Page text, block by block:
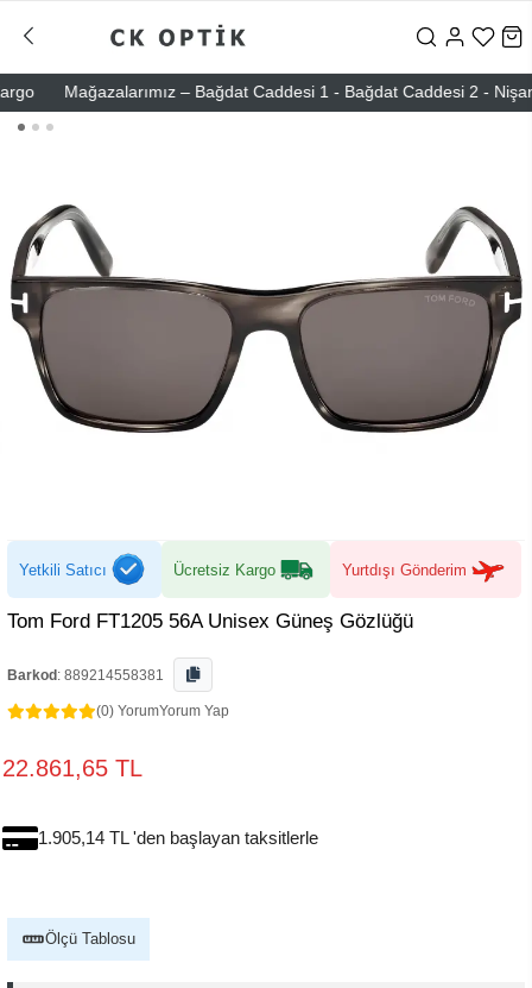
Mağazalarımız – Bağdat Caddesi 1 - Bağdat Caddesi 2 -
Yetkili Satıcı Ücretsiz Kargo Yurtdışı Gönderim
Tom Ford FT1205 56A Unisex Güneş Gözlüğü
Barkod : 889214558381
(0) YorumYorum Yap
22.861,65 TL
1.905,14 TL 'den başlayan taksitlerle
Ölçü Tablosu